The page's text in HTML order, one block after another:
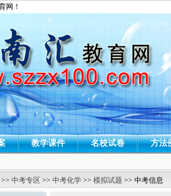
网！
教学课件 名校试卷 方法
>> 中考专区 >> 中考化学 >> 模拟试题 >> 中考信息